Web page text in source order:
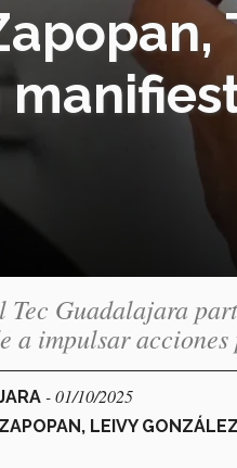
Tec Guadalajara
a impulsar acciones
- 01/10/2025
LEIVY GONZÁLEZ